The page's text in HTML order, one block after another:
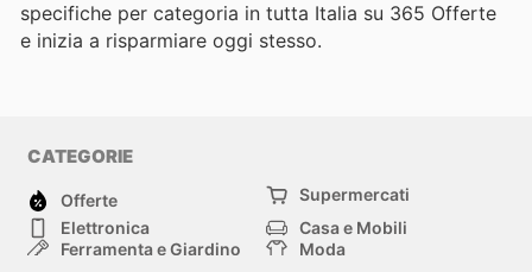
specifiche per categoria in tutta Italia su 365 Offerte
e inizia a risparmiare oggi stesso.
CATEGORIE
Offerte
Supermercati
Elettronica
Casa e Mobili
Ferramenta e Giardino
Moda